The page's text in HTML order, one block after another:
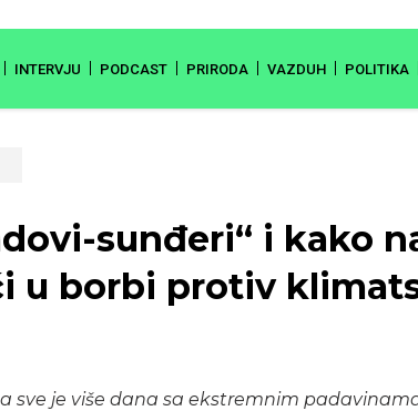
INTERVJU PODCAST PRIRODA VAZDUH POLITIKA
sunđeri“ i kako
u borbi protiv
sve je više dana sa ekstremnim